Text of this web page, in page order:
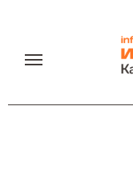
содержанию